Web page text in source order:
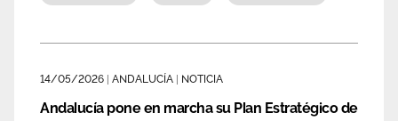
resolver.
14/05/2026 ANDALUCÍA NOTICIA
Andalucía pone en marcha su Plan Estratégico de